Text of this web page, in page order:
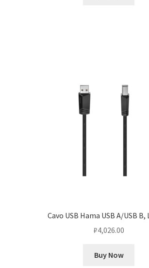
Cavo USB Hama USB A/USB B,
₽4,026.00
Buy Now